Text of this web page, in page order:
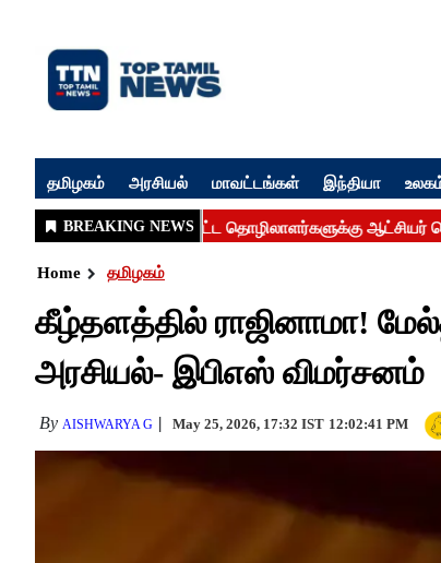
தமிழகம் அரசியல் மாவட்டங்கள் இந்தியா
Home தமிழகம்
கீழ்தளத்தில் ராஜினாமா!
அரசியல்- இபிஎஸ் விமர்சனம்
By AISHWARYA G May 25, 2026, 17:32 IST 12:02:41 PM